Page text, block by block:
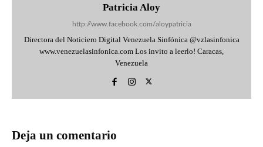
Patricia Aloy
http://www.facebook.com/aloypatricia
Directora del Noticiero Digital Venezuela Sinfónica @vzlasinfonica
www.venezuelasinfonica.com Los invito a leerlo! Caracas,
Venezuela
Deja un comentario